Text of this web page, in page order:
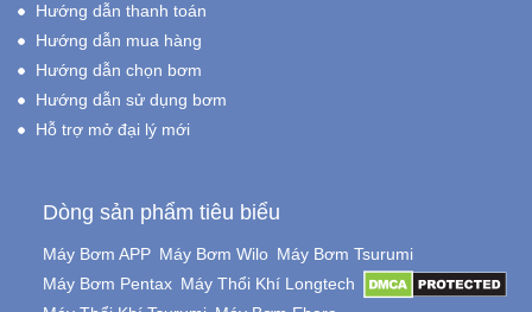
Hướng dẫn thanh toán
Hướng dẫn mua hàng
Hướng dẫn chọn bơm
Hướng dẫn sử dụng bơm
Hỗ trợ mở đại lý mới
Dòng sản phẩm tiêu biểu
Máy Bơm APP Máy Bơm Wilo Máy Bơm Tsurumi
Máy Bơm Pentax Máy Thổi Khí Longtech